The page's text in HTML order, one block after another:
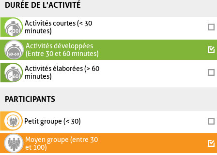
DURÉE DE L'ACTIVITÉ
Activités courtes (< 30
minutes)
Activités développées
(Entre 30 et 60 minutes)
Activités élaborées (> 60
minutes)
PARTICIPANTS
Petit groupe (< 30)
Moyen groupe (entre 30
et 100)